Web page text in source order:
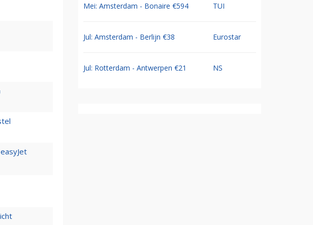
Mei: Amsterdam - Bonaire €594 TUI
Jul: Amsterdam - Berlijn €38 Eurostar
Jul: Rotterdam - Antwerpen €21 NS